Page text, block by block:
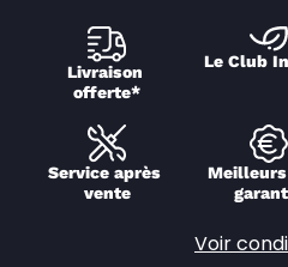
Livraison
offerte*
Le Club
Service après
vente
Voir